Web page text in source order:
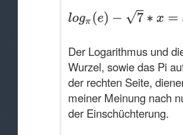
Der Logarithmus und
Wurzel, sowie das Pi
der rechten Seite,
meiner Meinung nach
der Einschüchterung.